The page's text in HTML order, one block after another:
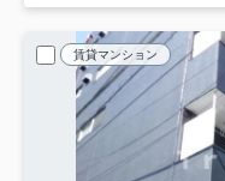
賃貸マンション